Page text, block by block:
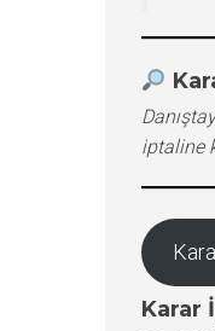
iptaline
Karar